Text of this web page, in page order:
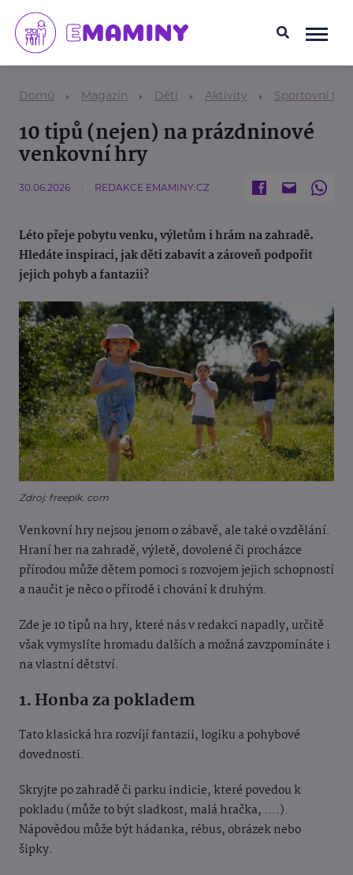
Domů Magazín Děti Aktivity Sportovní
10 tipů (nejen) na prázdninové
venkovní hry
30.06.2026 REDAKCE EMAMINY.CZ
Léto přeje pobytu venku, výletům i hrám na zahradě.
Hledáte inspiraci, jak děti zabavit a zároveň podpořit
jejich pohyb a fantazii?
Zdroj: freepik. com
Venkovní hry nejsou jenom o zábavě, ale také o vzdělání.
Hraní her na zahradě, výletě, dovolené či procházce
přírodou může dětem pomoci s rozvojem jejich schopností
a naučit je něco o přírodě i chování k druhým.
Zde je 10 tipů na hry, které nás v redakci napadly, určitě
však vymyslíte hromadu dalších a možná zavzpomínáte i
na vlastní dětství.
1. Honba za pokladem
Tato klasická hra rozvíjí fantazii, logiku a pohybové
dovednosti.
Skryjte po zahradě či parku indicie, které povedou k
pokladu (může to být sladkost, malá hračka, ….).
Nápovědou může být hádanka, rébus, obrázek nebo
šipky.